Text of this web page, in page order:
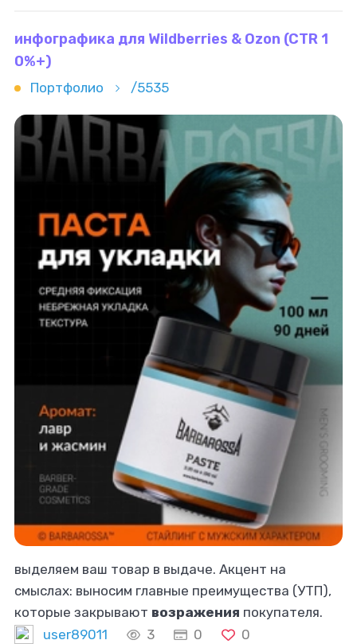
инфографика для Wildberries & Ozon (CTR 1
0%+)
Портфолио /5535
выделяем ваш товар в выдаче. Акцент на
смыслах: выносим главные преимущества (УТП),
которые закрывают возражения покупателя.
Адаптивность: текст и элементы отлично
user89011 3 0 0